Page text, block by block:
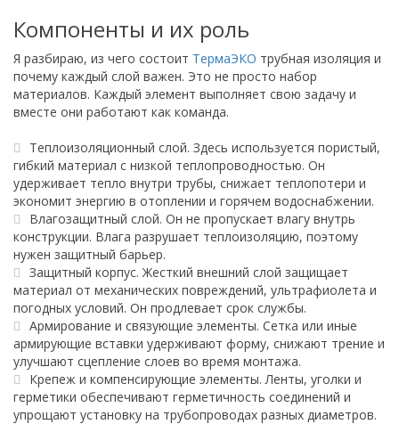
Компоненты и их роль
Я разбираю, из чего состоит ТермаЭКО трубная изоляция и
почему каждый слой важен. Это не просто набор
материалов. Каждый элемент выполняет свою задачу и
вместе они работают как команда.
Теплоизоляционный слой. Здесь используется пористый,
гибкий материал с низкой теплопроводностью. Он
удерживает тепло внутри трубы, снижает теплопотери и
экономит энергию в отоплении и горячем водоснабжении.
Влагозащитный слой. Он не пропускает влагу внутрь
конструкции. Влага разрушает теплоизоляцию, поэтому
нужен защитный барьер.
Защитный корпус. Жесткий внешний слой защищает
материал от механических повреждений, ультрафиолета и
погодных условий. Он продлевает срок службы.
Армирование и связующие элементы. Сетка или иные
армирующие вставки удерживают форму, снижают трение и
улучшают сцепление слоев во время монтажа.
Крепеж и компенсирующие элементы. Ленты, уголки и
герметики обеспечивают герметичность соединений и
упрощают установку на трубопроводах разных диаметров.